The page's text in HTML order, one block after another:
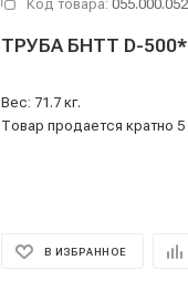
Код товара: 055.000.052
ТРУБА БНТТ D-
Вес: 71.7 кг.
Товар продается кратно 5
В ИЗБРАННОЕ